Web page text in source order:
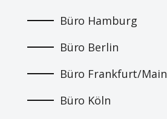
Büro Hamburg
Büro Berlin
Büro Frankfurt/Main
Büro Köln